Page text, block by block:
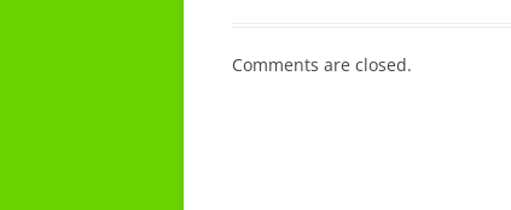
Comments are closed.